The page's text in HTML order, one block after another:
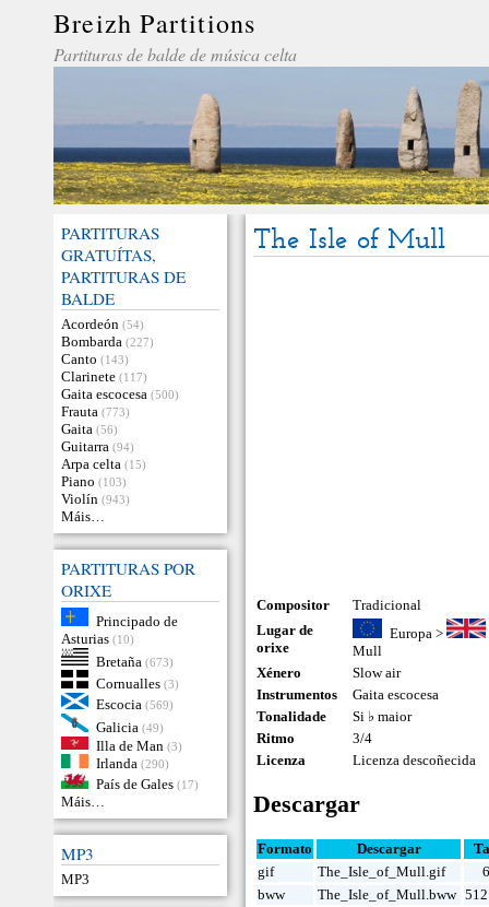
Breizh Partitions
Partituras de balde de música celta
PARTITURAS
GRATUÍTAS,
PARTITURAS DE
BALDE
Acordeón (54)
Bombarda (227)
Canto (143)
Clarinete (117)
Gaita escocesa (500)
Frauta (773)
Gaita (56)
Guitarra (94)
Arpa celta (15)
Piano (103)
Violín (943)
Máis…
PARTITURAS POR
ORIXE
Principado de
Asturias (10)
Bretaña (673)
Cornualles (3)
Escocia (569)
Galicia (49)
Illa de Man (3)
Irlanda (290)
País de Gales (17)
Máis…
MP3
MP3
The Isle of Mull
Compositor
Tradicional
Lugar de
orixe
Europa>
Mull
Xénero
Slow air
Instrumentos
Gaita escocesa
Tonalidade
Si ♭ maior
Ritmo
3/4
Licenza
Licenza descoñecida
Descargar
Formato Descargar
gif
The_Isle_of_Mull.gif
bww
The_Isle_of_Mull.bww